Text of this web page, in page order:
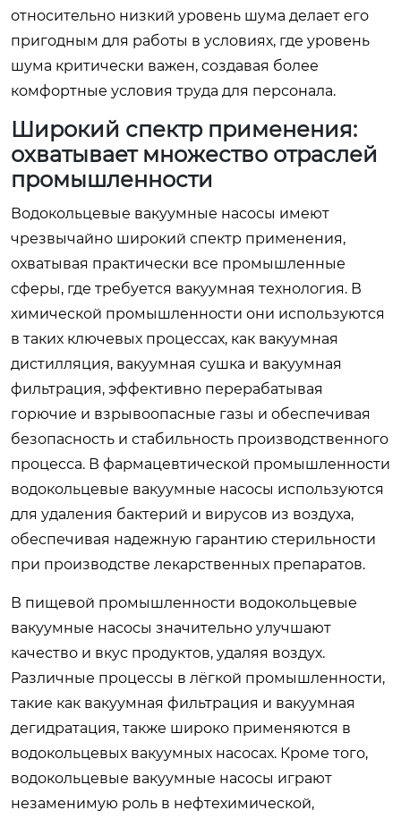
относительно низкий уровень шума делает его
пригодным для работы в условиях, где уровень
шума критически важен, создавая более
комфортные условия труда для персонала.
Широкий спектр применения:
охватывает множество отраслей
промышленности
Водокольцевые вакуумные насосы имеют
чрезвычайно широкий спектр применения,
охватывая практически все промышленные
сферы, где требуется вакуумная технология. В
химической промышленности они используются
в таких ключевых процессах, как вакуумная
дистилляция, вакуумная сушка и вакуумная
фильтрация, эффективно перерабатывая
горючие и взрывоопасные газы и обеспечивая
безопасность и стабильность производственного
процесса. В фармацевтической промышленности
водокольцевые вакуумные насосы используются
для удаления бактерий и вирусов из воздуха,
обеспечивая надежную гарантию стерильности
при производстве лекарственных препаратов.
В пищевой промышленности водокольцевые
вакуумные насосы значительно улучшают
качество и вкус продуктов, удаляя воздух.
Различные процессы в лёгкой промышленности,
такие как вакуумная фильтрация и вакуумная
дегидратация, также широко применяются в
водокольцевых вакуумных насосах. Кроме того,
водокольцевые вакуумные насосы играют
незаменимую роль в нефтехимической,